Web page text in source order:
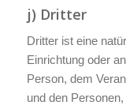
j) Dritter
Dritter ist eine
Einrichtung oder
Person, dem
und den